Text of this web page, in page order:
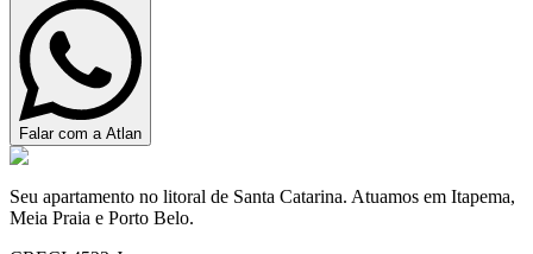
Falar com a Atlan
Seu apartamento no litoral de Santa Catarina. Atuamos em Itapema,
Meia Praia e Porto Belo.